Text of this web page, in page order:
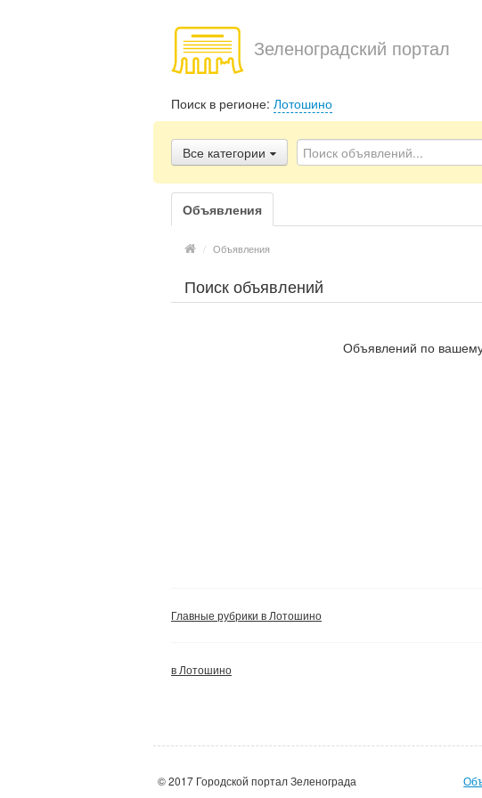
Зеленоградский портал
Поиск в регионе: Лотошино
Все категории
Объявления
/ Объявления
Поиск объявлений
Объявлений по
Главные рубрики в Лотошино
в Лотошино
© 2017 Городской портал Зеленограда